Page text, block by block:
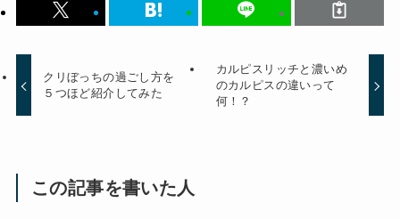
クリぼっちの過ごし方を
５つほど紹介してみた
カルピスリッチと濃いめ
のカルピスの違いって
何！？
この記事を書いた人